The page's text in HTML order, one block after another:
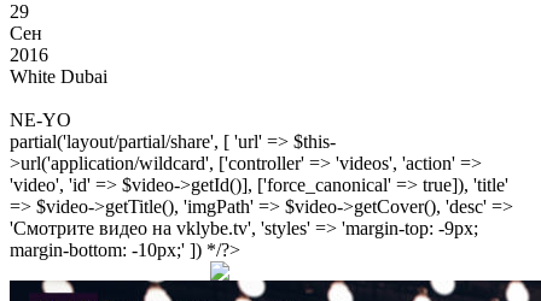
29
Сен
2016
White Dubai
NE-YO
partial('layout/partial/share', [ 'url' => $this-
>url('application/wildcard', ['controller' => 'videos', 'action' =>
'video', 'id' => $video->getId()], ['force_canonical' => true]), 'title'
=> $video->getTitle(), 'imgPath' => $video->getCover(), 'desc' =>
'Смотрите видео на vklybe.tv', 'styles' => 'margin-top: -9px;
margin-bottom: -10px;' ]) */?>